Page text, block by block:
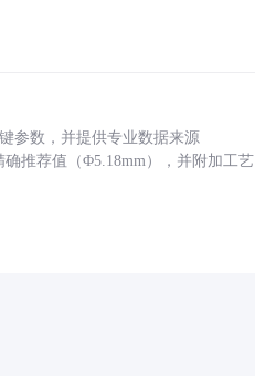
参数，并提供专业数据来源
确推荐值（Φ5.18mm），并附加工艺